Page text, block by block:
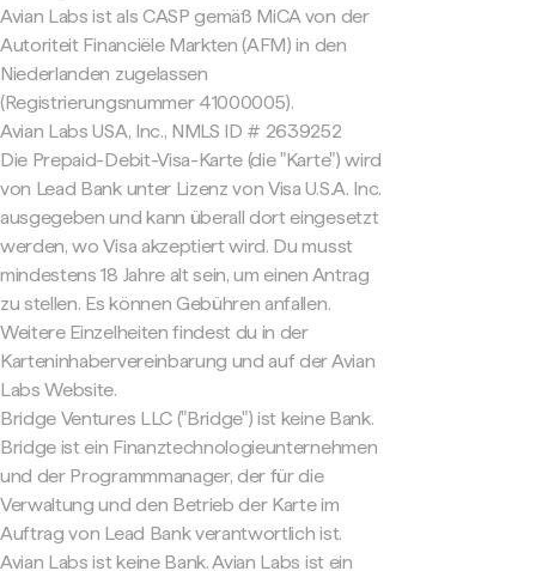
Avian Labs ist als CASP gemäß MiCA von der
Autoriteit Financiële Markten (AFM) in den
Niederlanden zugelassen
(Registrierungsnummer 41000005).
Avian Labs USA, Inc., NMLS ID # 2639252
Die Prepaid-Debit-Visa-Karte (die "Karte") wird
von Lead Bank unter Lizenz von Visa U.S.A. Inc.
ausgegeben und kann überall dort eingesetzt
werden, wo Visa akzeptiert wird. Du musst
mindestens 18 Jahre alt sein, um einen Antrag
zu stellen. Es können Gebühren anfallen.
Weitere Einzelheiten findest du in der
Karteninhabervereinbarung und auf der Avian
Labs Website.
Bridge Ventures LLC ("Bridge") ist keine Bank.
Bridge ist ein Finanztechnologieunternehmen
und der Programmmanager, der für die
Verwaltung und den Betrieb der Karte im
Auftrag von Lead Bank verantwortlich ist.
Avian Labs ist keine Bank. Avian Labs ist ein